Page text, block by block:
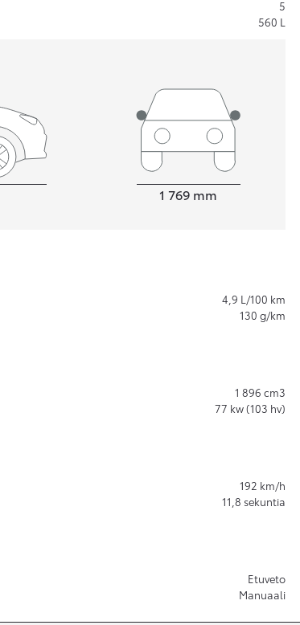
5
560 L
Leveys
1 769 mm
4,9 L/100 km
130 g/km
1 896 cm3
77 kw (103 hv)
192 km/h
11,8 sekuntia
Etuveto
Manuaali